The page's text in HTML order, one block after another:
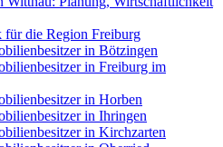
die Region Freiburg
in Bötzingen
in Freiburg im
in Horben
in Ihringen
in Kirchzarten